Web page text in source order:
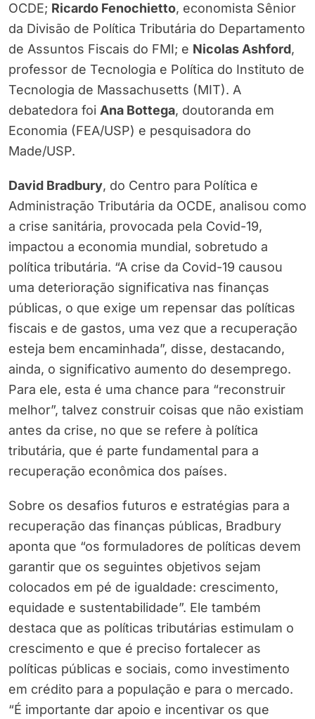
OCDE; Ricardo Fenochietto, economista Sênior
da Divisão de Política Tributária do Departamento
de Assuntos Fiscais do FMI; e Nicolas Ashford,
professor de Tecnologia e Política do Instituto de
Tecnologia de Massachusetts (MIT). A
debatedora foi Ana Bottega, doutoranda em
Economia (FEA/USP) e pesquisadora do
Made/USP.
David Bradbury, do Centro para Política e
Administração Tributária da OCDE, analisou como
a crise sanitária, provocada pela Covid-19,
impactou a economia mundial, sobretudo a
política tributária. “A crise da Covid-19 causou
uma deterioração significativa nas finanças
públicas, o que exige um repensar das políticas
fiscais e de gastos, uma vez que a recuperação
esteja bem encaminhada”, disse, destacando,
ainda, o significativo aumento do desemprego.
Para ele, esta é uma chance para “reconstruir
melhor”, talvez construir coisas que não existiam
antes da crise, no que se refere à política
tributária, que é parte fundamental para a
recuperação econômica dos países.
Sobre os desafios futuros e estratégias para a
recuperação das finanças públicas, Bradbury
aponta que “os formuladores de políticas devem
garantir que os seguintes objetivos sejam
colocados em pé de igualdade: crescimento,
equidade e sustentabilidade”. Ele também
destaca que as políticas tributárias estimulam o
crescimento e que é preciso fortalecer as
políticas públicas e sociais, como investimento
em crédito para a população e para o mercado.
“É importante dar apoio e incentivar os que